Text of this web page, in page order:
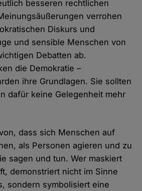
besseren rechtlichen
verrohen
Diskurs und
und sensible Menschen von
Debatten ab.
die Demokratie –
ihre Grundlagen. Sie sollten
dafür keine Gelegenheit mehr
dass sich Menschen auf
als Personen agieren und zu
sagen und tun. Wer maskiert
demonstriert nicht im Sinne
sondern symbolisiert eine